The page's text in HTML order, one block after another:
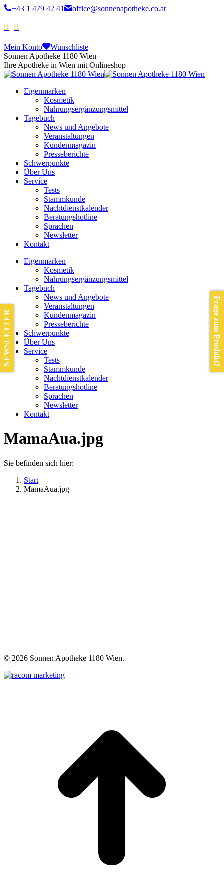
+43 1 479 42 41 office@sonnenapotheke.co.at
Mein Konto
Wunschliste
Sonnen Apotheke 1180 Wien
Ihre Apotheke in Wien mit Onlineshop
Eigenmarken
Kosmetik
Nahrungsergänzungsmittel
Tagebuch
News und Angebote
Veranstaltungen
Kundenmagazin
Presseberichte
Schwerpunkte
Über Uns
Service
Tests
Stammkunde
Nachtdienstkalender
Beratungshotline
Sprachen
Newsletter
Kontakt
Eigenmarken
Kosmetik
Nahrungsergänzungsmittel
Tagebuch
News und Angebote
Veranstaltungen
Kundenmagazin
Presseberichte
Schwerpunkte
Über Uns
Service
Tests
Stammkunde
Nachtdienstkalender
Beratungshotline
Sprachen
Newsletter
Kontakt
MamaAua.jpg
Sie befinden sich hier:
Start
MamaAua.jpg
© 2026 Sonnen Apotheke 1180 Wien.
Frage zum Produkt?
NEWSLETTER